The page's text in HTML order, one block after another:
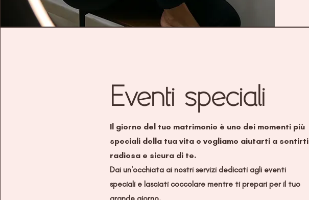
Eventi speciali
Il giorno del tuo matrimonio è uno dei momenti più
speciali della tua vita e vogliamo aiutarti a sentirti
radiosa e sicura di te.
Dai un'occhiata ai nostri servizi dedicati agli eventi
speciali e lasciati coccolare mentre ti prepari per il tuo